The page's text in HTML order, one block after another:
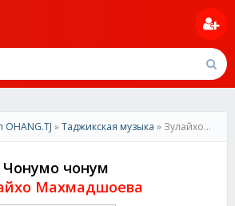
»Таджикская музыка » Зулайхо Махмадшоева-Чонумо чонум
Чонумо чонум
Махмадшоева